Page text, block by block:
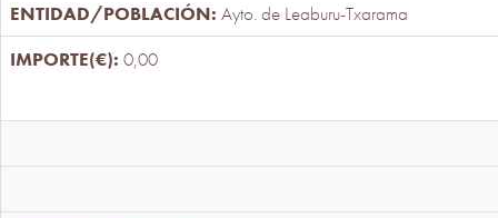
Ayto. de Leaburu-Txarama
0,00